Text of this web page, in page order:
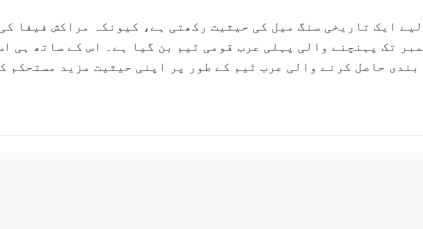
ایک تاریخی سنگ میل کی حیثیت رکھتی ہے، کیونکہ مراکش فیفا
تک پہنچنے والی پہلی عرب قومی ٹیم بن گیا ہے۔ اس کے ساتھ ہی
حاصل کرنے والی عرب ٹیم کے طور پر اپنی حیثیت مزید مستحکم